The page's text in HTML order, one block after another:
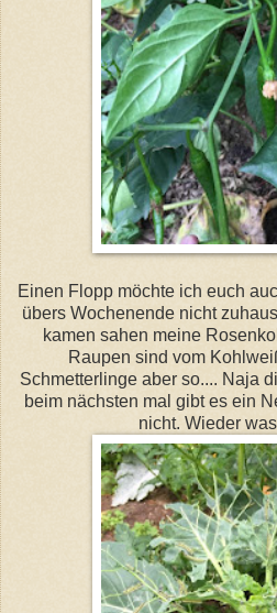
Einen Flopp möchte ich euch
übers Wochenende nicht
kamen sahen meine
Raupen sind vom
Schmetterlinge aber so.... Naja
beim nächsten mal gibt es ein
nicht. Wieder